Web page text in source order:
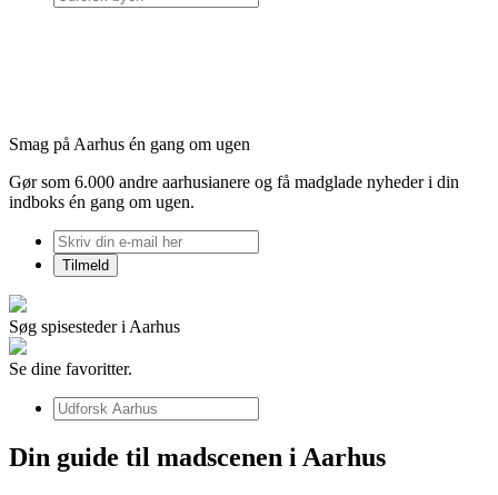
Smag på Aarhus én gang om ugen
Gør som 6.000 andre aarhusianere og få madglade nyheder i din
indboks én gang om ugen.
Søg spisesteder i Aarhus
Se dine favoritter.
Din guide til madscenen i Aarhus